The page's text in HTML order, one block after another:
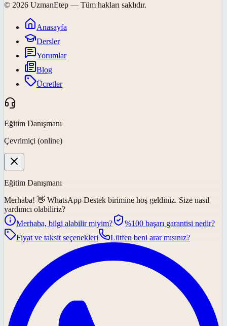
© 2026 UzmanEtep — Tüm hakları saklıdır.
Anasayfa
Dersler
Yorumlar
Blog
Ücretler
Eğitim Danışmanı
Çevrimiçi (online)
Eğitim Danışmanı
Merhaba! 👋 WhatsApp Destek birimine hoş geldiniz. Size nasıl
yardımcı olabiliriz?
Merhaba, bilgi alabilir miyim?
%100 başarı garantisi nedir?
Fiyat ve taksit seçenekleri
Lütfen beni arar mısınız?